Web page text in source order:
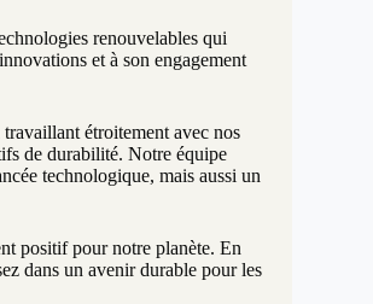
renouvelables qui
et à son engagement
étroitement avec nos
de durabilité. Notre équipe
technologique, mais aussi un
positif pour notre planète. En
dans un avenir durable pour les